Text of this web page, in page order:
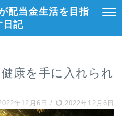
配当金生活を目指
日記
康を手に入れられ
年12月6日 / 2022年12月6日